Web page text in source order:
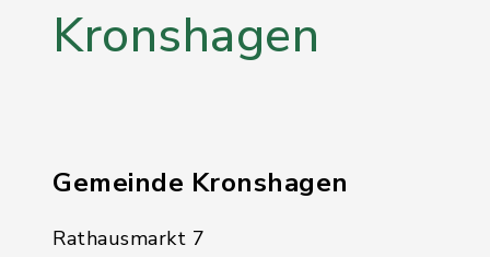
Kronshagen
Gemeinde Kronshagen
Rathausmarkt 7